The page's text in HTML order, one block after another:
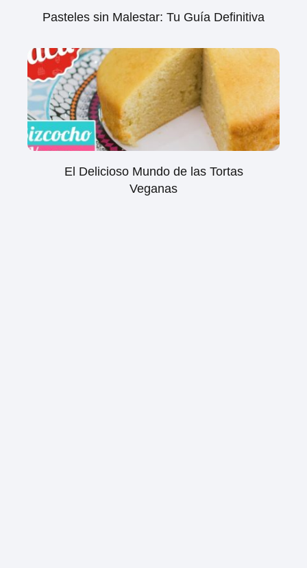
Pasteles sin Malestar: Tu Guía Definitiva
El Delicioso Mundo de las Tortas
Veganas